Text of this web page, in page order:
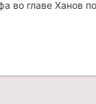
во главе Ханов